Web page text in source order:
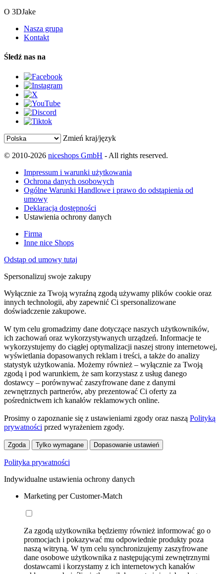
O 3DJake
Nasza grupa
Kontakt
Śledź nas na
Zmień kraj/język
© 2010-2026 niceshops GmbH - All rights reserved.
Impressum i warunki użytkowania
Ochrona danych osobowych
Ogólne Warunki Handlowe i prawo do odstąpienia od
umowy
Deklaracja dostępności
Ustawienia ochrony danych
Firma
Inne nice Shops
Odstąp od umowy tutaj
Spersonalizuj swoje zakupy
Wyłącznie za Twoją wyraźną zgodą używamy plików cookie oraz
innych technologii, aby zapewnić Ci spersonalizowane
doświadczenie zakupowe.
W tym celu gromadzimy dane dotyczące naszych użytkowników,
ich zachowań oraz wykorzystywanych urządzeń. Informacje te
wykorzystujemy do ciągłej optymalizacji naszej strony internetowej,
wyświetlania dopasowanych reklam i treści, a także do analizy
statystyk użytkowania. Możemy również – wyłącznie za Twoją
zgodą i pod warunkiem, że sam korzystasz z usług danego
dostawcy – porównywać zaszyfrowane dane z danymi
zewnętrznych partnerów, aby prezentować Ci oferty za
pośrednictwem ich kanałów reklamowych online.
Prosimy o zapoznanie się z ustawieniami zgody oraz naszą Polityką
prywatności przed wyrażeniem zgody.
Zgoda Tylko wymagane Dopasowanie ustawień
Polityka prywatności
Indywidualne ustawienia ochrony danych
Marketing per Customer-Match
Za zgodą użytkownika będziemy również informować go o
promocjach i pokazywać mu odpowiednie produkty poza
naszą witryną. W tym celu synchronizujemy zaszyfrowane
dane osobowe użytkownika z następującymi zewnętrznymi
dostawcami i korzystamy z ich internetowych kanałów